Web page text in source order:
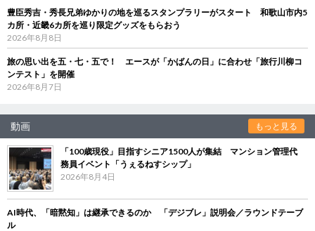
豊臣秀吉・秀長兄弟ゆかりの地を巡るスタンプラリーがスタート 和歌山市内5
カ所・近畿6カ所を巡り限定グッズをもらおう
2026年8月8日
旅の思い出を五・七・五で！ エースが「かばんの日」に合わせ「旅行川柳コ
ンテスト」を開催
2026年8月7日
動画 もっと見る
「100歳現役」目指すシニア1500人が集結 マンション管理代
務員イベント「うぇるねすシップ」
2026年8月4日
AI時代、「暗黙知」は継承できるのか 「デジブレ」説明会／ラウンドテーブ
ル